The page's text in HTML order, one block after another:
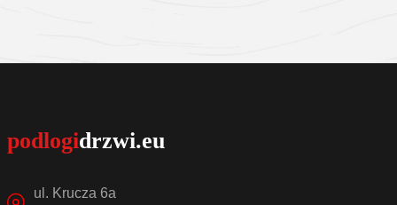
ul. Krucza 6a